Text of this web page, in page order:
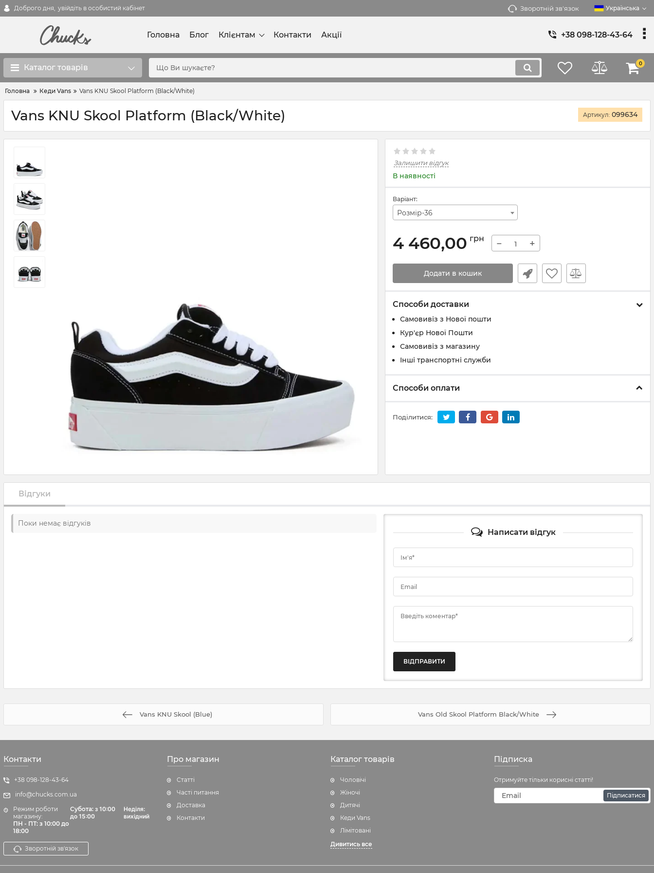
Доброго дня, увійдіть в особистий кабінет Зворотній зв'язок Українська
Головна Блог Клієнтам Контакти Акції +38 098-128-43-64
Каталог товарів 0
Головна Кеди Vans Vans KNU Skool Platform (Black/White)
Vans KNU Skool Platform (Black/White) Артикул: 099634
Залишити відгук
В наявності
Варіант:
Розмір-36
4 460,00 грн − +
Додати в кошик
Способи доставки
Самовивіз з Нової пошти
Кур'єр Нової Пошти
Самовивіз з магазину
Інші транспортні служби
Способи оплати
Поділитися:
Відгуки
Поки немає відгуків
Написати відгук
Ім'я*
Email
Введіть коментар*
Vans KNU Skool (Blue) Vans Old Skool Platform Black/White
Контакти
+38 098-128-43-64
info@chucks.com.ua
Режим роботи
магазину:
ПН - ПТ: з 10:00 до
18:00
Субота:з 10:00
до 15:00
Неділя:
вихідний
Зворотній зв'язок
Про магазин
Статті
Часті питання
Доставка
Контакти
Каталог товарів
Чоловічі
Жіночі
Дитячі
Кеди Vans
Лімітовані
Дивитись все
Підписка
Отримуйте тільки корисні статті!
Підписатися